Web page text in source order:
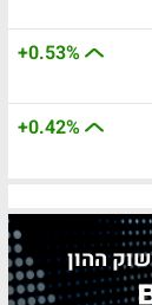
+0.53%
+0.42%
ההון